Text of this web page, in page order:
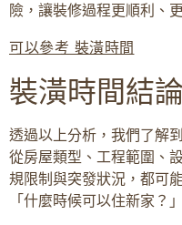
險，讓裝修過程更順利、
可以參考 裝潢時間
裝潢時間結論
透過以上分析，我們了解
從房屋類型、工程範圍、
規限制與突發狀況，都可
「什麼時候可以住新家？